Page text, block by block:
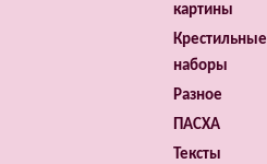
картины
Крестильные
наборы
Разное
ПАСХА
Тексты